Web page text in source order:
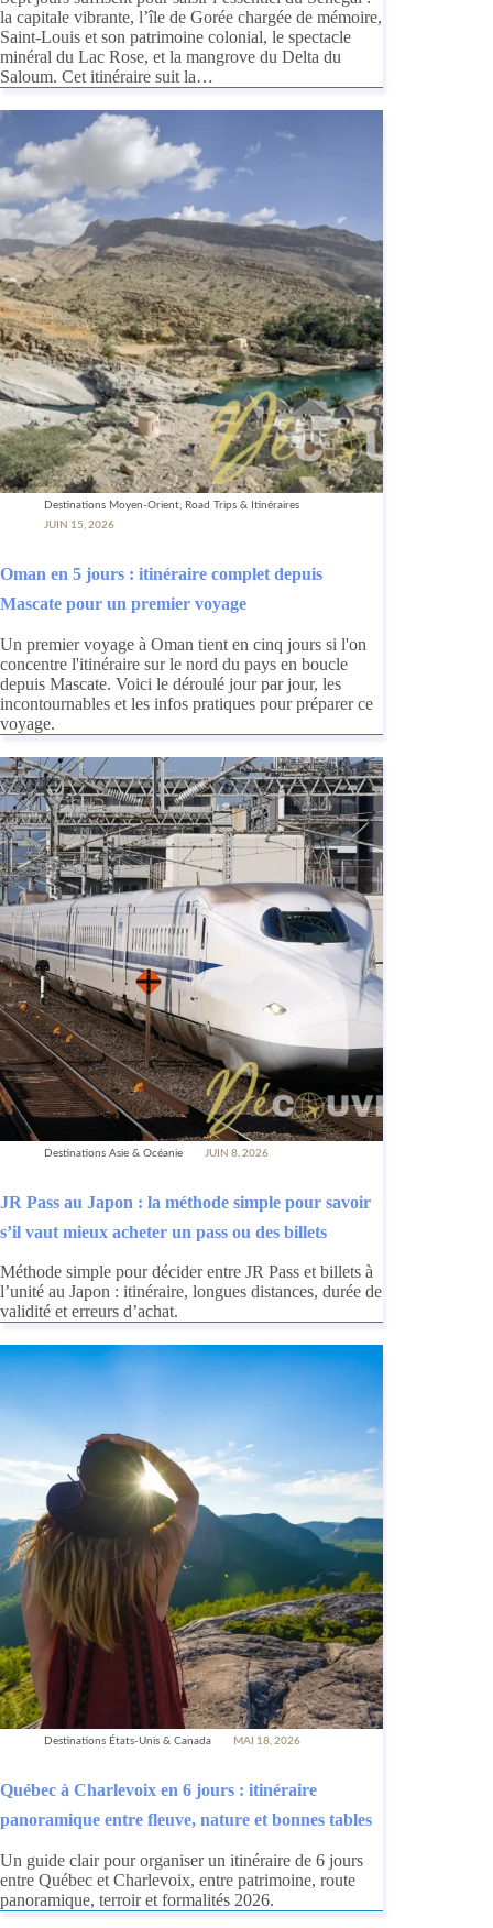
la capitale vibrante, l’île de Gorée chargée de mémoire,
Saint-Louis et son patrimoine colonial, le spectacle
minéral du Lac Rose, et la mangrove du Delta du
Saloum. Cet itinéraire suit la…
Destinations Moyen-Orient, Road Trips & Itinéraires
JUIN 15, 2026
Oman en 5 jours : itinéraire complet depuis
Mascate pour un premier voyage
Un premier voyage à Oman tient en cinq jours si l'on
concentre l'itinéraire sur le nord du pays en boucle
depuis Mascate. Voici le déroulé jour par jour, les
incontournables et les infos pratiques pour préparer ce
voyage.
Destinations Asie & Océanie JUIN 8, 2026
JR Pass au Japon : la méthode simple pour savoir
s’il vaut mieux acheter un pass ou des billets
Méthode simple pour décider entre JR Pass et billets à
l’unité au Japon : itinéraire, longues distances, durée de
validité et erreurs d’achat.
Destinations États-Unis & Canada MAI 18, 2026
Québec à Charlevoix en 6 jours : itinéraire
panoramique entre fleuve, nature et bonnes tables
Un guide clair pour organiser un itinéraire de 6 jours
entre Québec et Charlevoix, entre patrimoine, route
panoramique, terroir et formalités 2026.